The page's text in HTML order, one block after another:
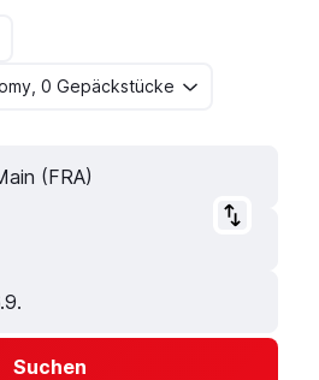
0 Gepäckstücke
(FRA)
Suchen